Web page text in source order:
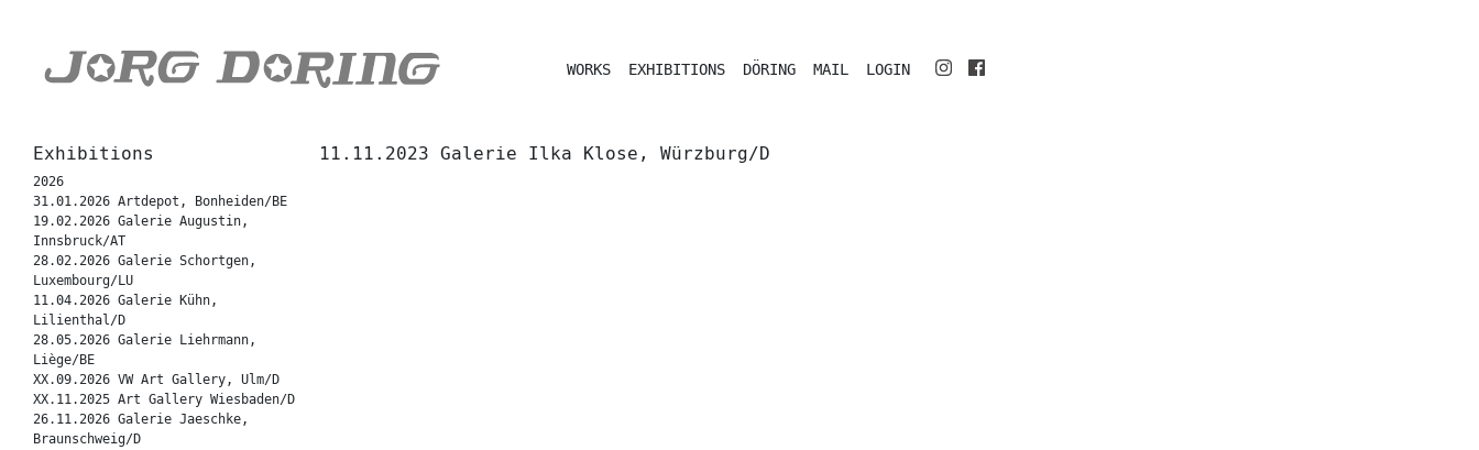
WORKS EXHIBITIONS DÖRING MAIL LOGIN
Exhibitions
2026
31.01.2026 Artdepot, Bonheiden/BE
19.02.2026 Galerie Augustin,
Innsbruck/AT
28.02.2026 Galerie Schortgen,
Luxembourg/LU
11.04.2026 Galerie Kühn,
Lilienthal/D
28.05.2026 Galerie Liehrmann,
Liège/BE
XX.09.2026 VW Art Gallery, Ulm/D
XX.11.2025 Art Gallery Wiesbaden/D
26.11.2026 Galerie Jaeschke,
Braunschweig/D
11.11.2023 Galerie Ilka Klose, Würzburg/D